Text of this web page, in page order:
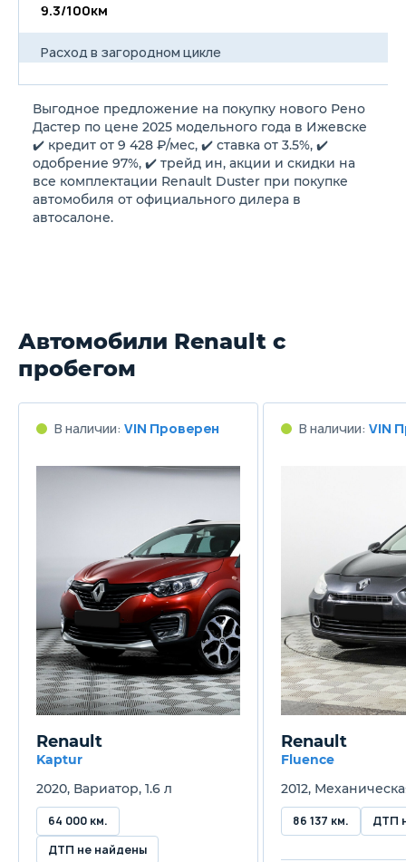
9.3/100км
Расход в загородном цикле
Расход в смешанном цикле
7.4/100км
Объем топливного бака
50 л
1822 мм
Масса
1190 кг
Объём багажника
475 л
Механическая 5MT
Привод
Передний
Передняя подвеска
Выгодное предложение на покупку нового Рено
Дастер по цене 2025 модельного года в Ижевске
✔️ кредит от 9 428 ₽/мес, ✔️ ставка от 3.5%, ✔️
одобрение 97%, ✔️ трейд ин, акции и скидки на
все комплектации Renault Duster при покупке
автомобиля от официального дилера в
автосалоне.
Автомобили Renault с
пробегом
В наличии: VIN Проверен
Renault
Kaptur
2020, Вариатор, 1.6 л
64 000 км.
ДТП не найдены
В наличии: VIN
Renault
Fluence
2012,
86 137 км. ДТП